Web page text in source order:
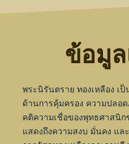
ข้อมูล
พระนิรันตราย ทองเหลือง เ
ด้านการคุ้มครอง ความปลอ
คติความเชื่อของพุทธศาสนิ
แสดงถึงความสงบ มั่นคง แล